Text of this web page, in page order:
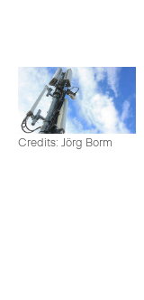
Credits: Jörg Borm